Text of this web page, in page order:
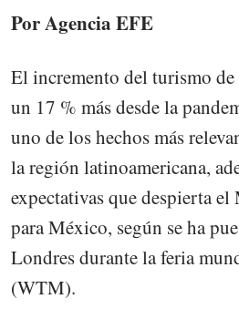
Por Agencia EFE
El incremento del turismo de
un 17 % más desde la
uno de los hechos más
la región latinoamericana,
expectativas que despierta
para México, según se ha
Londres durante la feria
(WTM).